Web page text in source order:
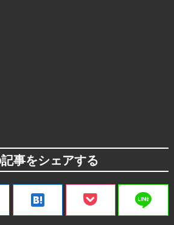
事をシェアする
hatenabookmark line